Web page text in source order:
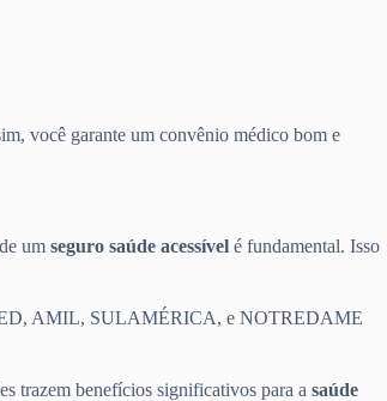
você garante um convênio médico bom e
um seguro saúde acessível é fundamental. Isso
AMIL, SULAMÉRICA, e NOTREDAME
trazem benefícios significativos para a saúde